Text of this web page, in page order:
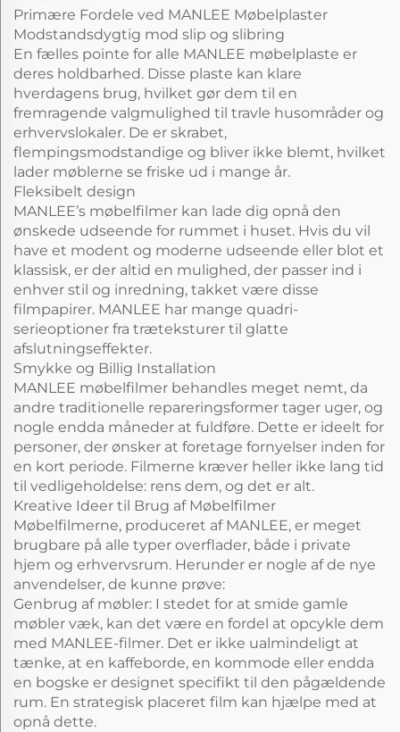
Primære Fordele ved MANLEE Møbelplaster
Modstandsdygtig mod slip og slibring
En fælles pointe for alle MANLEE møbelplaste er
deres holdbarhed. Disse plaste kan klare
hverdagens brug, hvilket gør dem til en
fremragende valgmulighed til travle husområder og
erhvervslokaler. De er skrabet,
flempingsmodstandige og bliver ikke blemt, hvilket
lader møblerne se friske ud i mange år.
Fleksibelt design
MANLEE’s møbelfilmer kan lade dig opnå den
ønskede udseende for rummet i huset. Hvis du vil
have et modent og moderne udseende eller blot et
klassisk, er der altid en mulighed, der passer ind i
enhver stil og inredning, takket være disse
filmpapirer. MANLEE har mange quadri-
serieoptioner fra træteksturer til glatte
afslutningseffekter.
Smykke og Billig Installation
MANLEE møbelfilmer behandles meget nemt, da
andre traditionelle repareringsformer tager uger, og
nogle endda måneder at fuldføre. Dette er ideelt for
personer, der ønsker at foretage fornyelser inden for
en kort periode. Filmerne kræver heller ikke lang tid
til vedligeholdelse: rens dem, og det er alt.
Kreative Ideer til Brug af Møbelfilmer
Møbelfilmerne, produceret af MANLEE, er meget
brugbare på alle typer overflader, både i private
hjem og erhvervsrum. Herunder er nogle af de nye
anvendelser, de kunne prøve:
Genbrug af møbler: I stedet for at smide gamle
møbler væk, kan det være en fordel at opcykle dem
med MANLEE-filmer. Det er ikke ualmindeligt at
tænke, at en kaffeborde, en kommode eller endda
en bogske er designet specifikt til den pågældende
rum. En strategisk placeret film kan hjælpe med at
opnå dette.